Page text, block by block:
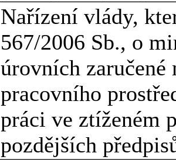
Nařízení vlády,
567/2006 Sb., o
úrovních zaručené
pracovního
práci ve ztíženém
pozdějších